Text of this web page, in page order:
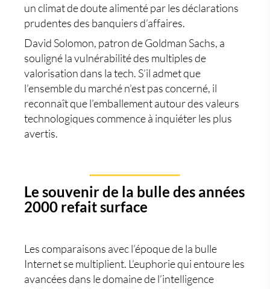
un climat de doute alimenté par les déclarations
prudentes des banquiers d’affaires.
David Solomon, patron de Goldman Sachs, a
souligné la vulnérabilité des multiples de
valorisation dans la tech. S’il admet que
l’ensemble du marché n’est pas concerné, il
reconnaît que l’emballement autour des valeurs
technologiques commence à inquiéter les plus
avertis.
Le souvenir de la bulle des années
2000 refait surface
Les comparaisons avec l’époque de la bulle
Internetse multiplient. L’euphorie qui entoure les
avancées dans le domaine de l’intelligence